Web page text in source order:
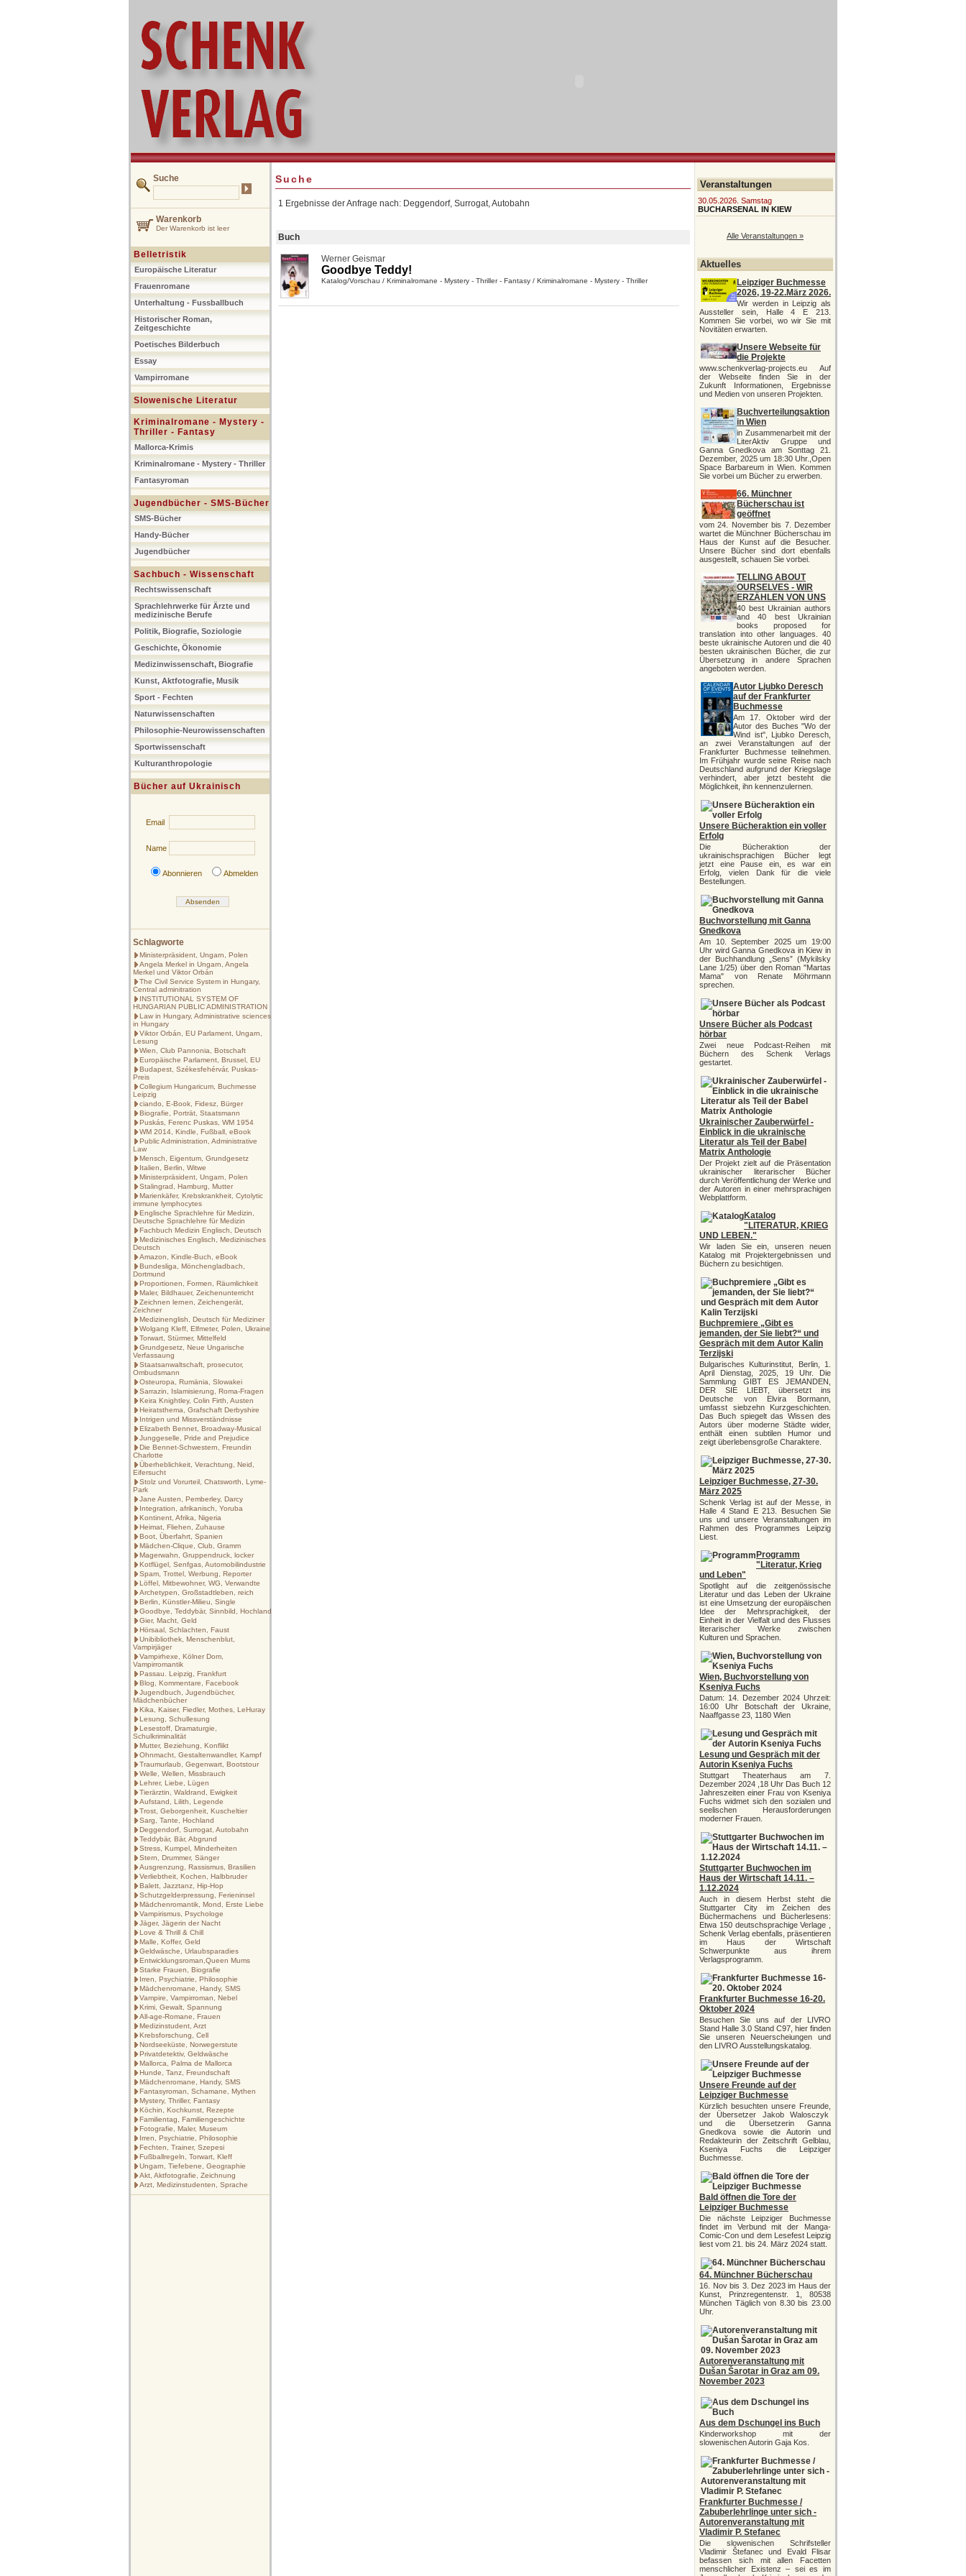
Suche
Warenkorb
Der Warenkorb ist leer
Belletristik
Europäische Literatur
Frauenromane
Unterhaltung - Fussballbuch
Historischer Roman,
Zeitgeschichte
Poetisches Bilderbuch
Essay
Vampirromane
Slowenische Literatur
Kriminalromane - Mystery -
Thriller - Fantasy
Mallorca-Krimis
Kriminalromane - Mystery - Thriller
Fantasyroman
Jugendbücher - SMS-Bücher
SMS-Bücher
Handy-Bücher
Jugendbücher
Sachbuch - Wissenschaft
Rechtswissenschaft
Sprachlehrwerke für Ärzte und
medizinische Berufe
Politik, Biografie, Soziologie
Geschichte, Ökonomie
Medizinwissenschaft, Biografie
Kunst, Aktfotografie, Musik
Sport - Fechten
Naturwissenschaften
Philosophie-Neurowissenschaften
Sportwissenschaft
Kulturanthropologie
Bücher auf Ukrainisch
Email
Name
Abonnieren Abmelden
Schlagworte
Ministerpräsident, Ungarn, Polen
Angela Merkel in Ungarn, Angela
Merkel und Viktor Orbán
The Civil Service System in Hungary,
Central adminitration
INSTITUTIONAL SYSTEM OF
HUNGARIAN PUBLIC ADMINISTRATION
Law in Hungary, Administrative sciences
in Hungary
Viktor Orbán, EU Parlament, Ungarn,
Lesung
Wien, Club Pannonia, Botschaft
Europäische Parlament, Brussel, EU
Budapest, Székesfehérvár, Puskas-
Preis
Collegium Hungaricum, Buchmesse
Leipzig
ciando, E-Book, Fidesz, Bürger
Biografie, Porträt, Staatsmann
Puskás, Ferenc Puskas, WM 1954
WM 2014, Kindle, Fußball, eBook
Public Administration, Administrative
Law
Mensch, Eigentum, Grundgesetz
Italien, Berlin, Witwe
Ministerpräsident, Ungarn, Polen
Stalingrad, Hamburg, Mutter
Marienkäfer, Krebskrankheit, Cytolytic
immune lymphocytes
Englische Sprachlehre für Medizin,
Deutsche Sprachlehre für Medizin
Fachbuch Medizin Englisch, Deutsch
Medizinisches Englisch, Medizinisches
Deutsch
Amazon, Kindle-Buch, eBook
Bundesliga, Mönchengladbach,
Dortmund
Proportionen, Formen, Räumlichkeit
Maler, Bildhauer, Zeichenunterricht
Zeichnen lernen, Zeichengerät,
Zeichner
Medizinenglish, Deutsch für Mediziner
Wolgang Kleff, Elfmeter, Polen, Ukraine
Torwart, Stürmer, Mittelfeld
Grundgesetz, Neue Ungarische
Verfassaung
Staatsanwaltschaft, prosecutor,
Ombudsmann
Osteuropa, Rumänia, Slowakei
Sarrazin, Islamisierung, Roma-Fragen
Keira Knightley, Colin Firth, Austen
Heiratsthema, Grafschaft Derbyshire
Intrigen und Missverständnisse
Elizabeth Bennet, Broadway-Musical
Junggeselle, Pride and Prejudice
Die Bennet-Schwestern, Freundin
Charlotte
Überheblichkeit, Verachtung, Neid,
Eifersucht
Stolz und Vorurteil, Chatsworth, Lyme-
Park
Jane Austen, Pemberley, Darcy
Integration, afrikanisch, Yoruba
Kontinent, Afrika, Nigeria
Heimat, Fliehen, Zuhause
Boot, Überfahrt, Spanien
Mädchen-Clique, Club, Gramm
Magerwahn, Gruppendruck, locker
Kotflügel, Senfgas, Automobilindustrie
Spam, Trottel, Werbung, Reporter
Löffel, Mitbewohner, WG, Verwandte
Archetypen, Großstadtleben, reich
Berlin, Künstler-Milieu, Single
Goodbye, Teddybär, Sinnbild, Hochland
Gier, Macht, Geld
Hörsaal, Schlachten, Faust
Unibibliothek, Menschenblut,
Vampirjäger
Vampirhexe, Kölner Dom,
Vampirromantik
Passau. Leipzig, Frankfurt
Blog, Kommentare, Facebook
Jugendbuch, Jugendbücher,
Mädchenbücher
Kika, Kaiser, Fiedler, Mothes, LeHuray
Lesung, Schullesung
Lesestoff, Dramaturgie,
Schulkriminalität
Mutter, Beziehung, Konflikt
Ohnmacht, Gestaltenwandler, Kampf
Traumurlaub, Gegenwart, Bootstour
Welle, Wellen, Missbrauch
Lehrer, Liebe, Lügen
Tierärztin, Waldrand, Ewigkeit
Aufstand, Lilith, Legende
Trost, Geborgenheit, Kuscheltier
Sarg, Tante, Hochland
Deggendorf, Surrogat, Autobahn
Teddybär, Bär, Abgrund
Stress, Kumpel, Minderheiten
Stern, Drummer, Sänger
Ausgrenzung, Rassismus, Brasilien
Verliebtheit, Kochen, Halbbruder
Balett, Jazztanz, Hip-Hop
Schutzgelderpressung, Ferieninsel
Mädchenromantik, Mond, Erste Liebe
Vampirismus, Psychologe
Jäger, Jägerin der Nacht
Love & Thrill & Chill
Malle, Koffer, Geld
Geldwäsche, Urlaubsparadies
Entwicklungsroman,Queen Mums
Starke Frauen, Biografie
Irren, Psychiatrie, Philosophie
Mädchenromane, Handy, SMS
Vampire, Vampirroman, Nebel
Krimi, Gewalt, Spannung
All-age-Romane, Frauen
Medizinstudent, Arzt
Krebsforschung, Cell
Nordseeküste, Norwegerstute
Privatdetektiv, Geldwäsche
Mallorca, Palma de Mallorca
Hunde, Tanz, Freundschaft
Mädchenromane, Handy, SMS
Fantasyroman, Schamane, Mythen
Mystery, Thriller, Fantasy
Köchin, Kochkunst, Rezepte
Familientag, Familiengeschichte
Fotografie, Maler, Museum
Irren, Psychiatrie, Philosophie
Fechten, Trainer, Szepesi
Fußballregeln, Torwart, Kleff
Ungarn, Tiefebene, Geographie
Akt, Aktfotografie, Zeichnung
Arzt, Medizinstudenten, Sprache
Suche
1 Ergebnisse der Anfrage nach: Deggendorf, Surrogat, Autobahn
Buch
Werner Geismar
Goodbye Teddy!
Katalog/Vorschau / Kriminalromane - Mystery - Thriller - Fantasy / Kriminalromane - Mystery - Thriller
Veranstaltungen
30.05.2026. Samstag
BUCHARSENAL IN KIEW
Alle Veranstaltungen »
Aktuelles
Leipziger Buchmesse
2026, 19-22.März 2026.
Wir werden in Leipzig als
Aussteller sein, Halle 4 E 213.
Kommen Sie vorbei, wo wir Sie mit
Novitäten erwarten.
Unsere Webseite für
die Projekte
www.schenkverlag-projects.eu Auf
der Webseite finden Sie in der
Zukunft Informationen, Ergebnisse
und Medien von unseren Projekten.
Buchverteilungsaktion
in Wien
in Zusammenarbeit mit der
LiterAktiv Gruppe und
Ganna Gnedkova am Sonttag 21.
Dezember, 2025 um 18:30 Uhr.,Open
Space Barbareum in Wien. Kommen
Sie vorbei um Bücher zu erwerben.
66. Münchner
Bücherschau ist
geöffnet
vom 24. November bis 7. Dezember
wartet die Münchner Bücherschau im
Haus der Kunst auf die Besucher.
Unsere Bücher sind dort ebenfalls
ausgestellt, schauen Sie vorbei.
TELLING ABOUT
OURSELVES - WIR
ERZÄHLEN VON UNS
40 best Ukrainian authors
and 40 best Ukrainian
books proposed for
translation into other languages. 40
beste ukrainische Autoren und die 40
besten ukrainischen Bücher, die zur
Übersetzung in andere Sprachen
angeboten werden.
Autor Ljubko Deresch
auf der Frankfurter
Buchmesse
Am 17. Oktober wird der
Autor des Buches "Wo der
Wind ist", Ljubko Deresch,
an zwei Veranstaltungen auf der
Frankfurter Buchmesse teilnehmen.
Im Frühjahr wurde seine Reise nach
Deutschland aufgrund der Kriegslage
verhindert, aber jetzt besteht die
Möglichkeit, ihn kennenzulernen.
Unsere Bücheraktion ein voller
Erfolg
Die Bücheraktion der
ukrainischsprachigen Bücher legt
jetzt eine Pause ein, es war ein
Erfolg, vielen Dank für die viele
Bestellungen.
Buchvorstellung mit Ganna
Gnedkova
Am 10. September 2025 um 19:00
Uhr wird Ganna Gnedkova in Kiew in
der Buchhandlung „Sens” (Mykilsky
Lane 1/25) über den Roman "Martas
Mama" von Renate Möhrmann
sprechen.
Unsere Bücher als Podcast
hörbar
Zwei neue Podcast-Reihen mit
Büchern des Schenk Verlags
gestartet.
Ukrainischer Zauberwürfel -
Einblick in die ukrainische
Literatur als Teil der Babel
Matrix Anthologie
Der Projekt zielt auf die Präsentation
ukrainischer literarischer Bücher
durch Veröffentlichung der Werke und
der Autoren in einer mehrsprachigen
Webplattform.
Katalog
"LITERATUR, KRIEG
UND LEBEN."
Wir laden Sie ein, unseren neuen
Katalog mit Projektergebnissen und
Büchern zu besichtigen.
Buchpremiere „Gibt es
jemanden, der Sie liebt?“ und
Gespräch mit dem Autor Kalin
Terzijski
Bulgarisches Kulturinstitut, Berlin, 1.
April Dienstag, 2025, 19 Uhr. Die
Sammlung GIBT ES JEMANDEN,
DER SIE LIEBT, übersetzt ins
Deutsche von Elvira Bormann,
umfasst siebzehn Kurzgeschichten.
Das Buch spiegelt das Wissen des
Autors über moderne Städte wider,
enthält einen subtilen Humor und
zeigt überlebensgroße Charaktere.
Leipziger Buchmesse, 27-30.
März 2025
Schenk Verlag ist auf der Messe, in
Halle 4 Stand E 213. Besuchen Sie
uns und unsere Veranstaltungen im
Rahmen des Programmes Leipzig
Liest.
Programm
"Literatur, Krieg
und Leben"
Spotlight auf die zeitgenössische
Literatur und das Leben der Ukraine
ist eine Umsetzung der europäischen
Idee der Mehrsprachigkeit, der
Einheit in der Vielfalt und des Flusses
literarischer Werke zwischen
Kulturen und Sprachen.
Wien, Buchvorstellung von
Kseniya Fuchs
Datum: 14. Dezember 2024 Uhrzeit:
16:00 Uhr Botschaft der Ukraine,
Naaffgasse 23, 1180 Wien
Lesung und Gespräch mit der
Autorin Kseniya Fuchs
Stuttgart Theaterhaus am 7.
Dezember 2024 ,18 Uhr Das Buch 12
Jahreszeiten einer Frau von Kseniya
Fuchs widmet sich den sozialen und
seelischen Herausforderungen
moderner Frauen.
Stuttgarter Buchwochen im
Haus der Wirtschaft 14.11. –
1.12.2024
Auch in diesem Herbst steht die
Stuttgarter City im Zeichen des
Büchermachens und Bücherlesens:
Etwa 150 deutschsprachige Verlage ,
Schenk Verlag ebenfalls, präsentieren
im Haus der Wirtschaft
Schwerpunkte aus ihrem
Verlagsprogramm.
Frankfurter Buchmesse 16-20.
Oktober 2024
Besuchen Sie uns auf der LIVRO
Stand Halle 3.0 Stand C97, hier finden
Sie unseren Neuerscheiungen und
den LIVRO Ausstellungskatalog.
Unsere Freunde auf der
Leipziger Buchmesse
Kürzlich besuchten unsere Freunde,
der Übersetzer Jakob Walosczyk
und die Übersetzerin Ganna
Gnedkova sowie die Autorin und
Redakteurin der Zeitschrift Gelblau,
Kseniya Fuchs die Leipziger
Buchmesse.
Bald öffnen die Tore der
Leipziger Buchmesse
Die nächste Leipziger Buchmesse
findet im Verbund mit der Manga-
Comic-Con und dem Lesefest Leipzig
liest vom 21. bis 24. März 2024 statt.
64. Münchner Bücherschau
16. Nov bis 3. Dez 2023 im Haus der
Kunst, Prinzregentenstr. 1, 80538
München Täglich von 8.30 bis 23.00
Uhr.
Autorenveranstaltung mit
Dušan Šarotar in Graz am 09.
November 2023
Aus dem Dschungel ins Buch
Kinderworkshop mit der
slowenischen Autorin Gaja Kos.
Frankfurter Buchmesse /
Zabuberlehrlinge unter sich -
Autorenveranstaltung mit
Vladimir P. Stefanec
Die slowenischen Schrifsteller
Vladimir Štefanec und Evald Flisar
befassen sich mit allen Facetten
menschlicher Existenz – sei es im